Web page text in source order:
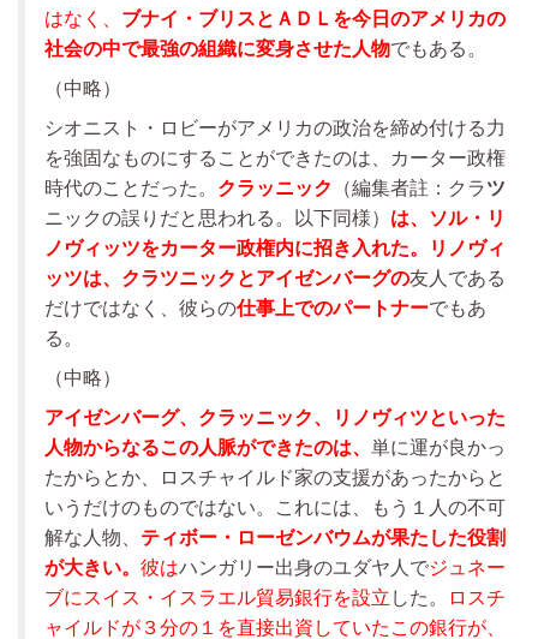
はなく、 ブナイ・ブリスとＡＤＬを今日のアメリカの
社会の中で最強の組織に変身させた人物でもある。
（中略）
シオニスト・ロビーがアメリカの政治を締め付ける力
を強固なものにすることができたのは、カーター政権
時代のことだった。 クラッニック （編集者註：クラツ
ニックの誤りだと思われる。以下同様） は、ソル・リ
ノヴィッツをカーター政権内に招き入れた。リノヴィ
ッツは、クラツニックとアイゼンバーグの友人である
だけではなく、彼らの仕事上でのパートナーでもあ
る。
（中略）
アイゼンバーグ、クラッニック、リノヴィツといった
人物からなるこの人脈ができたのは、 単に運が良かっ
たからとか、ロスチャイルド家の支援があったからと
いうだけのものではない。これには、もう１人の不可
解な人物、 ティボー・ローゼンバウムが果たした役割
が大きい。 彼はハンガリー出身のユダヤ人でジュネー
ブにスイス・イスラエル貿易銀行を設立 した。
ロスチ
ャイルドが３分の１を直接出資していたこの銀行が、